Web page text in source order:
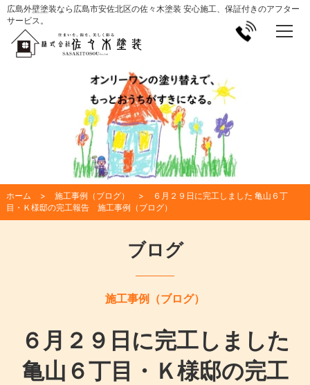
広島外壁塗装なら広島市安佐北区の佐々木塗装 安心施工、保証付きのアフター
サービス。
ホーム 施工事例（ブログ）
６月２９日に完工しました 亀山６丁
目・Ｋ様邸の完工報告 施工事例（ブログ）
ブログ
施工事例（ブログ）
６月２９日に完工しました
亀山６丁目・Ｋ様邸の完工